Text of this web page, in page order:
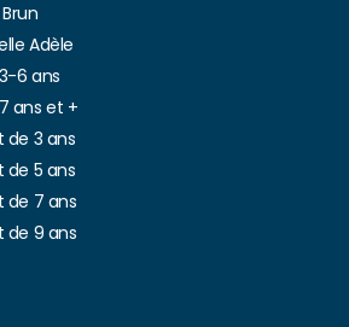
Adèle
6 ans
ans et +
de 3 ans
de 5 ans
de 7 ans
de 9 ans